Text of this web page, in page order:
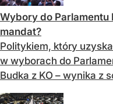
Wybory do Parlamentu
mandat?
Politykiem, który
w wyborach do
Budka z KO – wynika z